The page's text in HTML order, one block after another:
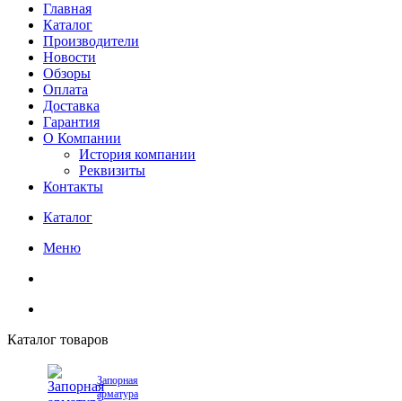
Главная
Каталог
Производители
Новости
Обзоры
Оплата
Доставка
Гарантия
О Компании
История компании
Реквизиты
Контакты
Каталог
Меню
Каталог товаров
Запорная
арматура